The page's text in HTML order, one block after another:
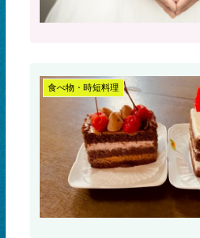
食べ物・時短料理